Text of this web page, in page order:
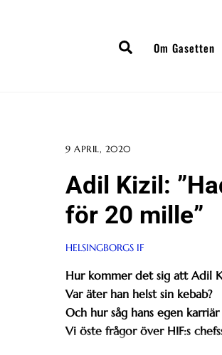
SearchOm Gasetten
9 APRIL, 2020
Adil Kizil:
för 20 mille”
HELSINGBORGS IF
Hur kommer det sig att Adil
Var äter han helst sin kebab?
Och hur såg hans egen
Vi öste frågor över HIF:s